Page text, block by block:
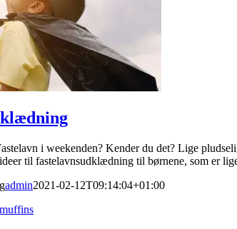
i weekenden? Kender du det? Lige
til fastelavnsudklædning til børnene, som er
admin2021-02-12T09:14:04+01:00